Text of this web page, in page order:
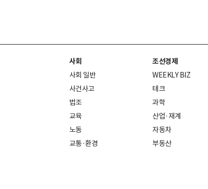
사회
사회 일반
사건사고
법조
교육
노동
교통·환경
조선경제
WEEKLY BIZ
테크
과학
산업·재계
자동차
부동산